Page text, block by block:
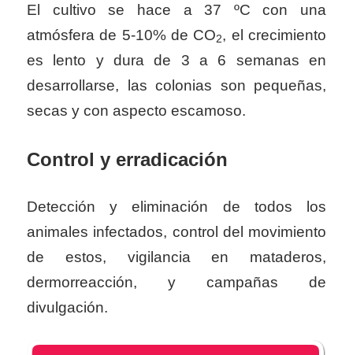
El cultivo se hace a 37 ºC con una
atmósfera de 5-10% de CO2, el crecimiento
es lento y dura de 3 a 6 semanas en
desarrollarse, las colonias son pequeñas,
secas y con aspecto escamoso.
Control y erradicación
Detección y eliminación de todos los
animales infectados, control del movimiento
de estos, vigilancia en mataderos,
dermorreacción, y campañas de
divulgación.